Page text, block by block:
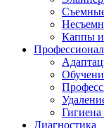
Каппы
Диагностика